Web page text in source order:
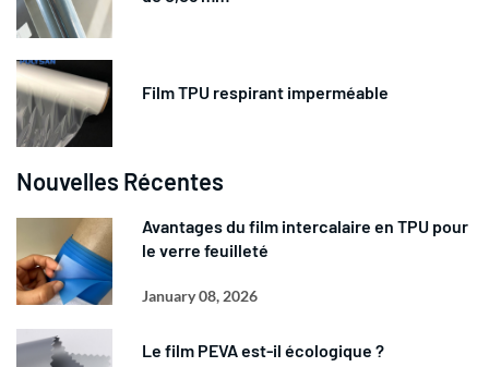
Film TPU respirant imperméable
Nouvelles Récentes
Avantages du film intercalaire en TPU pour
le verre feuilleté
January 08, 2026
Le film PEVA est-il écologique ?